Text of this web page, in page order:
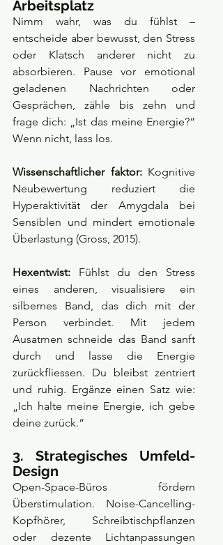
Arbeitsplatz
Nimm wahr, was du fühlst –
entscheide aber bewusst, den Stress
oder Klatsch anderer nicht zu
absorbieren. Pause vor emotional
geladenen Nachrichten oder
Gesprächen, zähle bis zehn und
frage dich: „Ist das meine Energie?“
Wenn nicht, lass los.
Wissenschaftlicher faktor: Kognitive
Neubewertung reduziert die
Hyperaktivität der Amygdala bei
Sensiblen und mindert emotionale
Überlastung (Gross, 2015).
Hexentwist: Fühlst du den Stress
eines anderen, visualisiere ein
silbernes Band, das dich mit der
Person verbindet. Mit jedem
Ausatmen schneide das Band sanft
durch und lasse die Energie
zurückfliessen. Du bleibst zentriert
und ruhig. Ergänze einen Satz wie:
„Ich halte meine Energie, ich gebe
deine zurück.“
3. Strategisches Umfeld-
Design
Open-Space-Büros fördern
Überstimulation. Noise-Cancelling-
Kopfhörer, Schreibtischpflanzen
oder dezente Lichtanpassungen